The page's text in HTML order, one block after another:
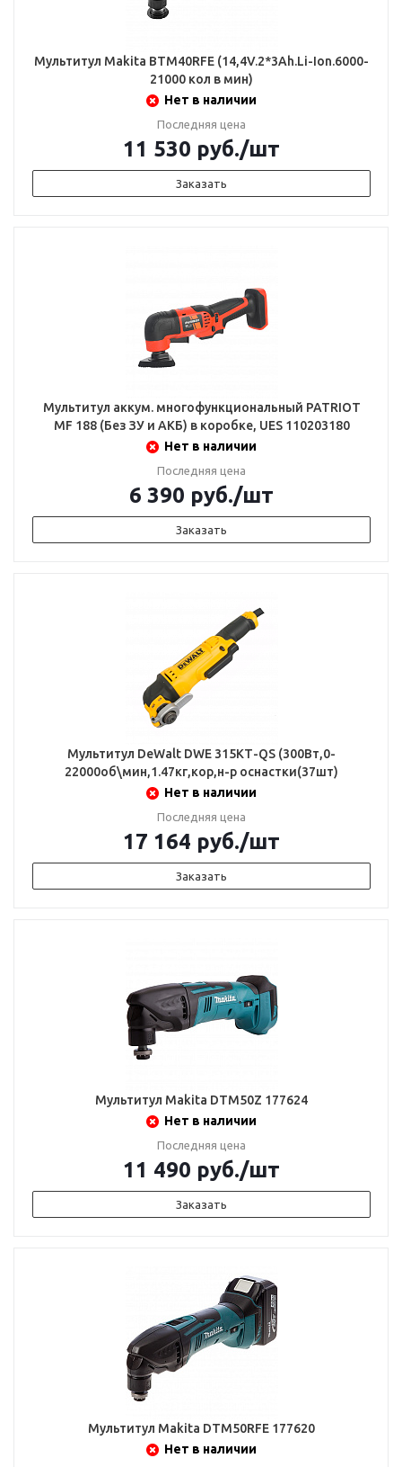
Мультитул Makita BTM40RFE (14,4V.2*3Ah.Li-Ion.6000-
21000 кол в мин)
Нет в наличии
Последняя цена
11 530 руб./шт
Заказать
Мультитул аккум. многофункциональный PATRIOT
MF 188 (Без ЗУ и АКБ) в коробке, UES 110203180
Нет в наличии
Последняя цена
6 390 руб./шт
Заказать
Мультитул DeWalt DWE 315КТ-QS (300Вт,0-
22000об\мин,1.47кг,кор,н-р оснастки(37шт)
Нет в наличии
Последняя цена
17 164 руб./шт
Заказать
Мультитул Makita DTM50Z 177624
Нет в наличии
Последняя цена
11 490 руб./шт
Заказать
Мультитул Makita DTM50RFE 177620
Нет в наличии